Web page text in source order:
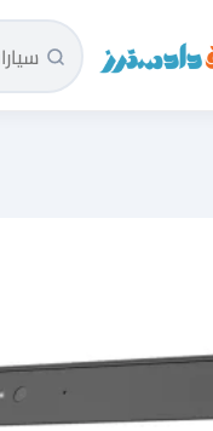
الرئيسية